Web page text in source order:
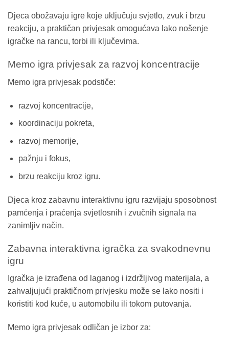
Djeca obožavaju igre koje uključuju svjetlo, zvuk i brzu
reakciju, a praktičan privjesak omogućava lako nošenje
igračke na rancu, torbi ili ključevima.
Memo igra privjesak za razvoj koncentracije
Memo igra privjesak podstiče:
razvoj koncentracije,
koordinaciju pokreta,
razvoj memorije,
pažnju i fokus,
brzu reakciju kroz igru.
Djeca kroz zabavnu interaktivnu igru razvijaju sposobnost
pamćenja i praćenja svjetlosnih i zvučnih signala na
zanimljiv način.
Zabavna interaktivna igračka za svakodnevnu
igru
Igračka je izrađena od laganog i izdržljivog materijala, a
zahvaljujući praktičnom privjesku može se lako nositi i
koristiti kod kuće, u automobilu ili tokom putovanja.
Memo igra privjesak odličan je izbor za: